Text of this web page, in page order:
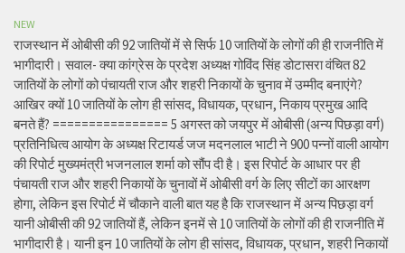
NEW
राजस्थान में ओबीसी की 92 जातियों में से सिर्फ 10 जातियों के लोगों की ही राजनीति में
भागीदारी। सवाल- क्या कांग्रेस के प्रदेश अध्यक्ष गोविंद सिंह डोटासरा वंचित 82
जातियों के लोगों को पंचायती राज और शहरी निकायों के चुनाव में उम्मीद बनाएंगे?
आखिर क्यों 10 जातियों के लोग ही सांसद, विधायक, प्रधान, निकाय प्रमुख आदि
बनते हैं? ================ 5 अगस्त को जयपुर में ओबीसी (अन्य पिछड़ा वर्ग)
प्रतिनिधित्व आयोग के अध्यक्ष रिटायर्ड जज मदनलाल भाटी ने 900 पन्नों वाली आयोग
की रिपोर्ट मुख्यमंत्री भजनलाल शर्मा को सौंप दी है। इस रिपोर्ट के आधार पर ही
पंचायती राज और शहरी निकायों के चुनावों में ओबीसी वर्ग के लिए सीटों का आरक्षण
होगा, लेकिन इस रिपोर्ट में चौकाने वाली बात यह है कि राजस्थान में अन्य पिछड़ा वर्ग
यानी ओबीसी की 92 जातियों हैं, लेकिन इनमें से 10 जातियों के लोगों की ही राजनीति में
भागीदारी है। यानी इन 10 जातियों के लोग ही सांसद, विधायक, प्रधान, शहरी निकायों